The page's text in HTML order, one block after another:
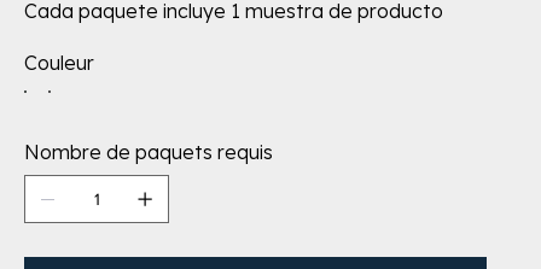
Cada paquete incluye 1 muestra de producto
Couleur
Nombre de paquets requis